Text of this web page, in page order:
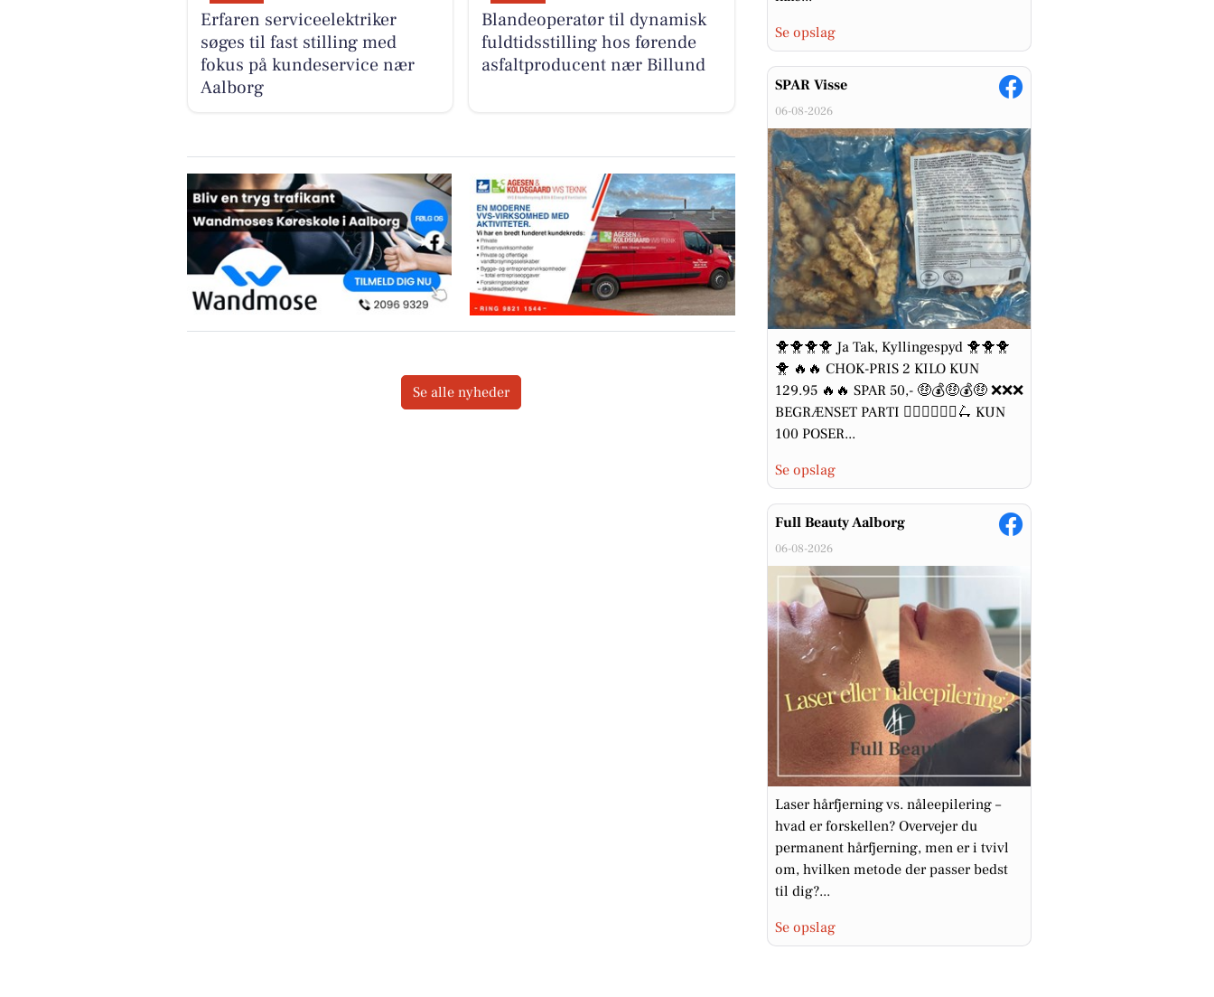
Se opslag
SPAR Visse
06-08-2026
🐥🐥🐥🐥 Ja Tak, Kyllingespyd 🐥🐥🐥
🐥 🔥🔥 CHOK-PRIS 2 KILO KUN
129.95 🔥🔥 SPAR 50,- 🤑💰🤑💰🤑 ❌❌❌
BEGRÆNSET PARTI 🚴‍♂️🏃‍♂️🏃‍♀️🛴 KUN
100 POSER...
Se opslag
Full Beauty Aalborg
06-08-2026
Laser hårfjerning vs. nåleepilering –
hvad er forskellen? Overvejer du
permanent hårfjerning, men er i tvivl
om, hvilken metode der passer bedst
til dig?...
Se opslag
Erfaren serviceelektriker
søges til fast stilling med
fokus på kundeservice nær
Aalborg
Blandeoperatør til dynamisk
fuldtidsstilling hos førende
asfaltproducent nær Billund
Se alle nyheder